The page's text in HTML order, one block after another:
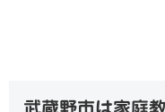
武蔵野市は家庭